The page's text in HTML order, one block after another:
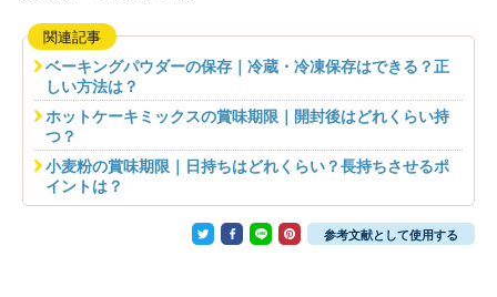
関連記事
ベーキングパウダーの保存｜冷蔵・冷凍保存はできる？正
しい方法は？
ホットケーキミックスの賞味期限｜開封後はどれくらい持
つ？
小麦粉の賞味期限｜日持ちはどれくらい？長持ちさせるポ
イントは？
参考文献として使用する